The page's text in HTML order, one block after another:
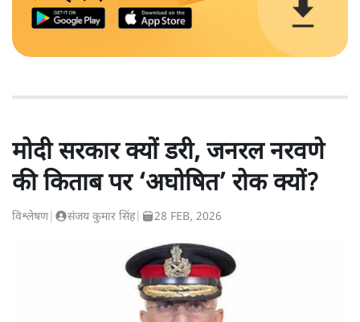
मोदी सरकार क्यों डरी, जनरल नरवणे
की किताब पर ‘अघोषित’ रोक क्यों?
विश्लेषण| संजय कुमार सिंह| 28 FEB, 2026